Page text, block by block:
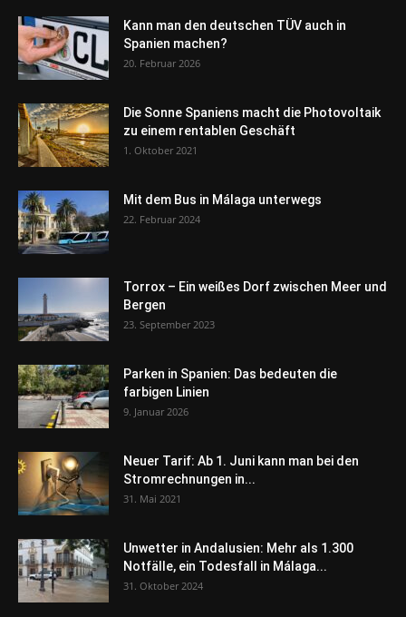
Kann man den deutschen TÜV auch in
Spanien machen?
20. Februar 2026
Die Sonne Spaniens macht die Photovoltaik
zu einem rentablen Geschäft
1. Oktober 2021
Mit dem Bus in Málaga unterwegs
22. Februar 2024
Torrox – Ein weißes Dorf zwischen Meer und
Bergen
23. September 2023
Parken in Spanien: Das bedeuten die
farbigen Linien
9. Januar 2026
Neuer Tarif: Ab 1. Juni kann man bei den
Stromrechnungen in...
31. Mai 2021
Unwetter in Andalusien: Mehr als 1.300
Notfälle, ein Todesfall in Málaga...
31. Oktober 2024